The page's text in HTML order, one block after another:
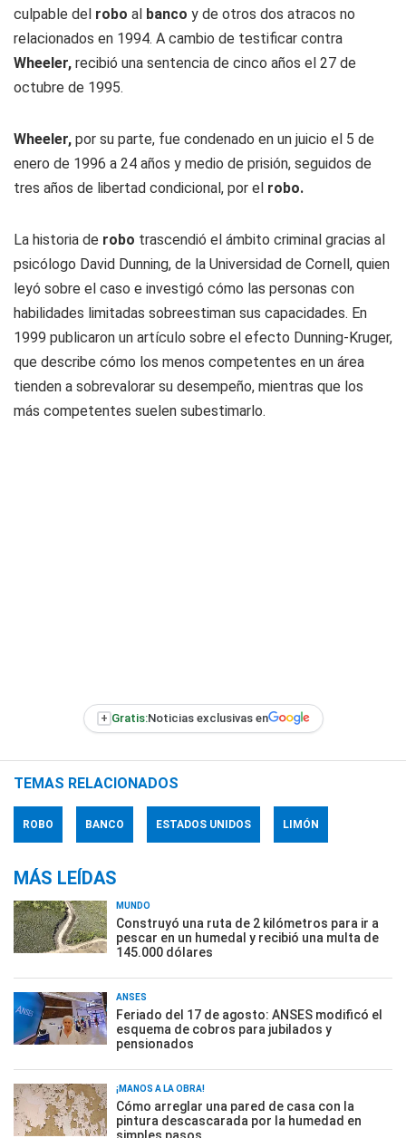
culpable del robo al banco y de otros dos atracos no
relacionados en 1994. A cambio de testificar contra
Wheeler, recibió una sentencia de cinco años el 27 de
octubre de 1995.
Wheeler, por su parte, fue condenado en un juicio el 5 de
enero de 1996 a 24 años y medio de prisión, seguidos de
tres años de libertad condicional, por el robo.
La historia de robo trascendió el ámbito criminal gracias al
psicólogo David Dunning, de la Universidad de Cornell, quien
leyó sobre el caso e investigó cómo las personas con
habilidades limitadas sobreestiman sus capacidades. En
1999 publicaron un artículo sobre el efecto Dunning-Kruger,
que describe cómo los menos competentes en un área
tienden a sobrevalorar su desempeño, mientras que los
más competentes suelen subestimarlo.
+ Gratis:Noticias exclusivas en
TEMAS RELACIONADOS
ROBO BANCO ESTADOS UNIDOS LIMÓN
MÁS LEÍDAS
MUNDO
Construyó una ruta de 2 kilómetros para ir a
pescar en un humedal y recibió una multa de
145.000 dólares
ANSES
Feriado del 17 de agosto: ANSES modificó el
esquema de cobros para jubilados y
pensionados
¡MANOS A LA OBRA!
Cómo arreglar una pared de casa con la
pintura descascarada por la humedad en
simples pasos